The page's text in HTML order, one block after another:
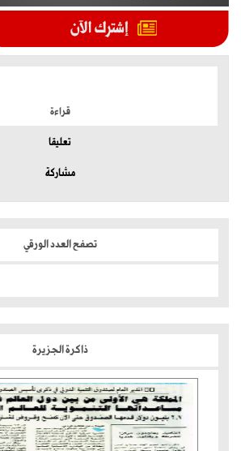
قراءة
تعليقا
مشاركة
تصفح العدد الورقي
ذاكرة الجزيرة